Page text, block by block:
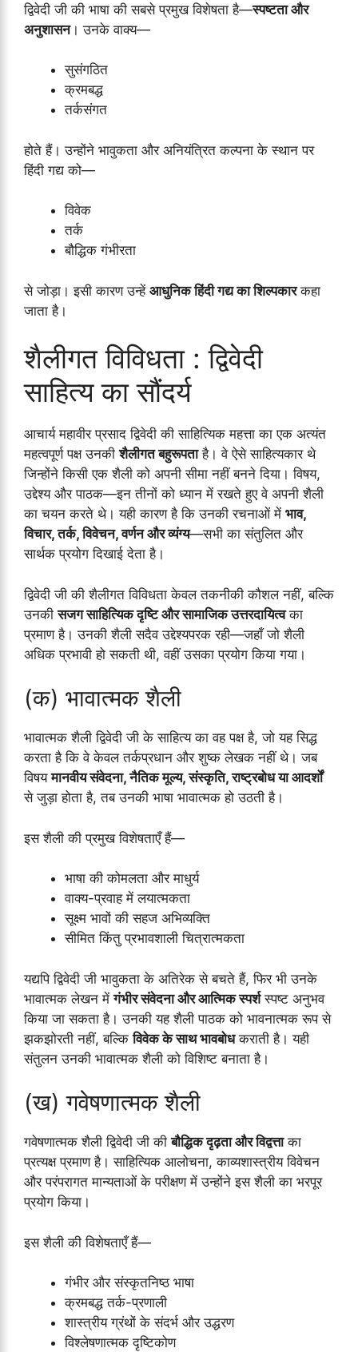
द्विवेदी जी की भाषा की सबसे प्रमुख विशेषता है—स्पष्टता और
अनुशासन। उनके वाक्य—
सुसंगठित
क्रमबद्ध
तर्कसंगत
होते हैं। उन्होंने भावुकता और अनियंत्रित कल्पना के स्थान पर
हिंदी गद्य को—
विवेक
तर्क
बौद्धिक गंभीरता
से जोड़ा। इसी कारण उन्हें आधुनिक हिंदी गद्य का शिल्पकारकहा
जाता है।
शैलीगत विविधता : द्विवेदी
साहित्य का सौंदर्य
आचार्य महावीर प्रसाद द्विवेदी की साहित्यिक महत्ता का एक अत्यंत
महत्वपूर्ण पक्ष उनकीशैलीगत बहुरूपताहै। वे ऐसे साहित्यकार थे
जिन्होंने किसी एक शैली को अपनी सीमा नहीं बनने दिया। विषय,
उद्देश्य और पाठक—इन तीनों को ध्यान में रखते हुए वे अपनी शैली
का चयन करते थे। यही कारण है कि उनकी रचनाओं में भाव,
विचार, तर्क, विवेचन, वर्णन और व्यंग्य—सभी का संतुलित और
सार्थक प्रयोग दिखाई देता है।
द्विवेदी जी की शैलीगत विविधता केवल तकनीकी कौशल नहीं, बल्कि
उनकीसजग साहित्यिक दृष्टि और सामाजिक उत्तरदायित्वका
प्रमाण है। उनकी शैली सदैव उद्देश्यपरक रही—जहाँ जो शैली
अधिक प्रभावी हो सकती थी, वहीं उसका प्रयोग किया गया।
(क) भावात्मक शैली
भावात्मक शैली द्विवेदी जी के साहित्य का वह पक्ष है, जो यह सिद्ध
करता है कि वे केवल तर्कप्रधान और शुष्क लेखक नहीं थे। जब
विषयमानवीय संवेदना, नैतिक मूल्य, संस्कृति, राष्ट्रबोध या आदर्शों
से जुड़ा होता है, तब उनकी भाषा भावात्मक हो उठती है।
इस शैली की प्रमुख विशेषताएँ हैं—
भाषा की कोमलता और माधुर्य
वाक्य-प्रवाह में लयात्मकता
सूक्ष्म भावों की सहज अभिव्यक्ति
सीमित किंतु प्रभावशाली चित्रात्मकता
यद्यपि द्विवेदी जी भावुकता के अतिरेक से बचते हैं, फिर भी उनके
भावात्मक लेखन मेंगंभीर संवेदना और आत्मिक स्पर्शस्पष्ट अनुभव
किया जा सकता है। उनकी यह शैली पाठक को भावनात्मक रूप से
झकझोरती नहीं, बल्किविवेक के साथ भावबोधकराती है। यही
संतुलन उनकी भावात्मक शैली को विशिष्ट बनाता है।
(ख) गवेषणात्मक शैली
गवेषणात्मक शैली द्विवेदी जी कीबौद्धिक दृढ़ता और विद्वत्ताका
प्रत्यक्ष प्रमाण है। साहित्यिक आलोचना, काव्यशास्त्रीय विवेचन
और परंपरागत मान्यताओं के परीक्षण में उन्होंने इस शैली का भरपूर
प्रयोग किया।
इस शैली की विशेषताएँ हैं—
गंभीर और संस्कृतनिष्ठ भाषा
क्रमबद्ध तर्क-प्रणाली
शास्त्रीय ग्रंथों के संदर्भ और उद्धरण
विश्लेषणात्मक दृष्टिकोण